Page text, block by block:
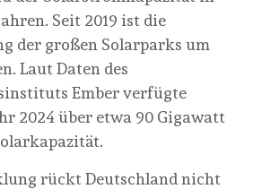
Seit 2019 ist die
der großen Solarparks um
Laut Daten des
Ember verfügte
2024 über etwa 90 Gigawatt
rückt Deutschland nicht